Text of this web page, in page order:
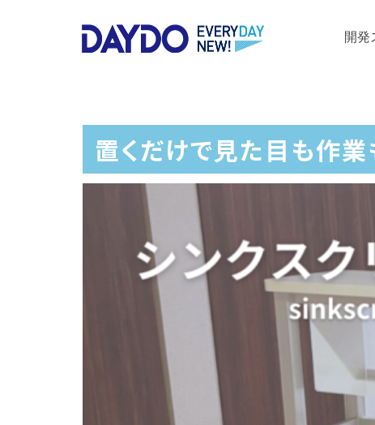
開発
置くだけで見た目も作